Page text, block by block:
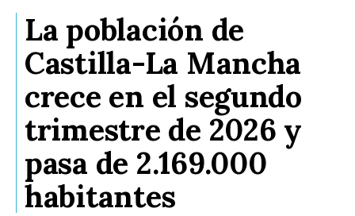
La población de
Castilla-La Mancha
crece en el segundo
trimestre de 2026 y
pasa de 2.169.000
habitantes